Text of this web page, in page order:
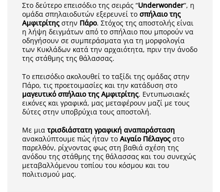
Στο δεύτερο επεισόδιο της σειράς “Underwonder“, η
ομάδα σπηλαιοδυτών εξερευνεί το σπήλαιο της
Αμφιτρίτης στην Πάρο. Στόχος της αποστολής είναι
η λήψη δειγμάτων από το σπήλαιο που μπορούν να
οδηγήσουν σε συμπεράσματα για τη μορφολογία
των Κυκλάδων κατά την αρχαιότητα, πριν την άνοδο
της στάθμης της θάλασσας.
Το επεισόδιο ακολουθεί το ταξίδι της ομάδας στην
Πάρο, τις προετοιμασίες και την κατάδυση στο
μαγευτικό σπήλαιο της Αμφιτρίτης. Εντυπωσιακές
εικόνες και γραφικά, μας μεταφέρουν μαζί με τους
δύτες στην υποβρύχια τους αποστολή.
Με μια τρισδιάστατη γραφική αναπαράσταση
ανακαλύπτουμε πώς ήταν το Αιγαίο Πέλαγος στο
παρελθόν, ρίχνοντας φως στη βαθιά σχέση της
ανόδου της στάθμης της θάλασσας και του συνεχώς
μεταβαλλόμενου τοπίου του κόσμου και του
πολιτισμού μας.